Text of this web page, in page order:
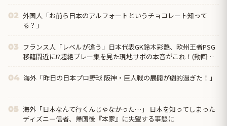
02 外国人「お前ら日本のアルフォートというチョコレート知って
る？」
03 フランス人「レベルが違う」日本代表GK鈴木彩艶、欧州王者PSG
移籍間近に!?超絶プレー集を見た現地サポの本音がこれ！(動画あ
04 海外「昨日の日本プロ野球 阪神・巨人戦の展開が劇的過ぎた！」
05 海外「日本なんて行くんじゃなかった…」 日本を知ってしまった
ディズニー信者、帰国後『本家』に失望する事態に